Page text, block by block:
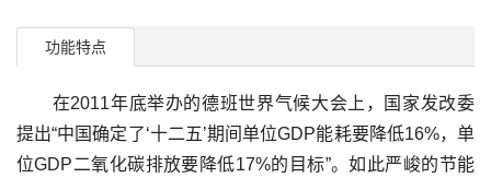
功能特点
在2011年底举办的德班世界气候大会上，国家发改委
提出“中国确定了‘十二五’期间单位GDP能耗要降低16%，单
位GDP二氧化碳排放要降低17%的目标”。如此严峻的节能